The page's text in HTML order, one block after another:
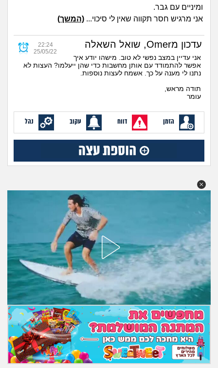
פיננסי וכלכלה
בין הסדינים
חיות מחמד
גאווה
ומיניים עם גבר.
אני מרגיש חסר תקווה שאין לי סיכוי... (המשך)
עדכון מOmer, שואל השאלה
22:24
25/05/22
אני עדיין במצב נפשי לא טוב. מישהו יודע איך
אפשר להתמודד עם אותן מחשבות כדי שהן ייעלמו? העצות לא
נתנו לי מענה על כך. אשמח לעצות נוספות.
תודה מראש,
עומר
הזמן דווח עקוב נהל